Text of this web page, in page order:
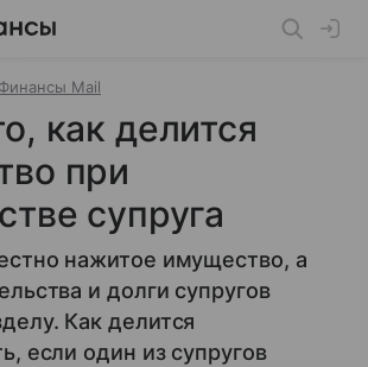
Финансы Mail
как делится
при
супруга
нажитое имущество, а
и долги супругов
Как делится
если один из супругов